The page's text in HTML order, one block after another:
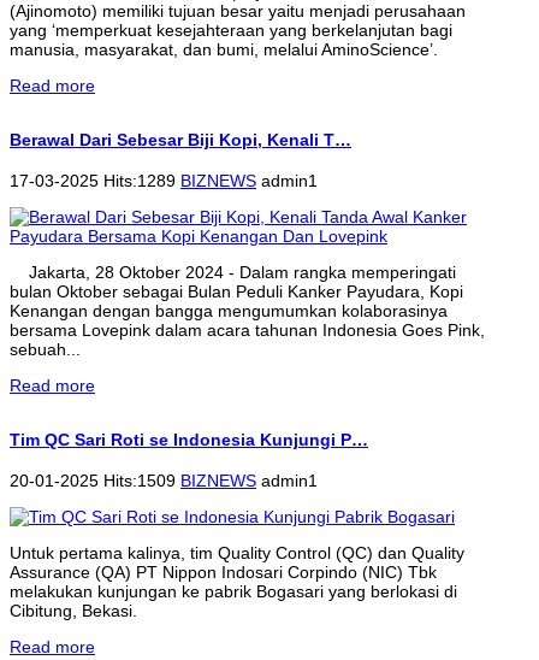
(Ajinomoto) memiliki tujuan besar yaitu menjadi perusahaan
yang ‘memperkuat kesejahteraan yang berkelanjutan bagi
manusia, masyarakat, dan bumi, melalui AminoScience’.
Read more
Berawal Dari Sebesar Biji Kopi, Kenali T…
17-03-2025 Hits:1289 BIZNEWS admin1
Jakarta, 28 Oktober 2024 - Dalam rangka memperingati
bulan Oktober sebagai Bulan Peduli Kanker Payudara, Kopi
Kenangan dengan bangga mengumumkan kolaborasinya
bersama Lovepink dalam acara tahunan Indonesia Goes Pink,
sebuah...
Read more
Tim QC Sari Roti se Indonesia Kunjungi P…
20-01-2025 Hits:1509 BIZNEWS admin1
Untuk pertama kalinya, tim Quality Control (QC) dan Quality
Assurance (QA) PT Nippon Indosari Corpindo (NIC) Tbk
melakukan kunjungan ke pabrik Bogasari yang berlokasi di
Cibitung, Bekasi.
Read more